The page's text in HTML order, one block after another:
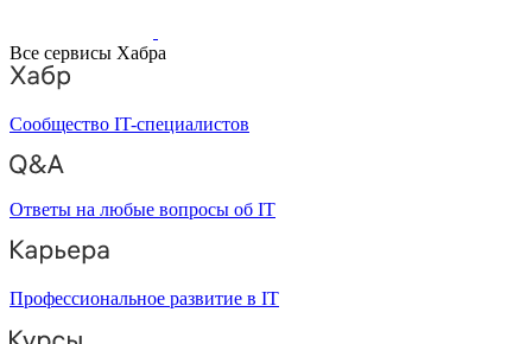
Все сервисы Хабра
Сообщество IT-специалистов
Ответы на любые вопросы об IT
Профессиональное развитие в IT